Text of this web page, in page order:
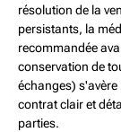
résolution de la
persistants, la
recommandée
conservation de
échanges)
contrat clair et
parties.